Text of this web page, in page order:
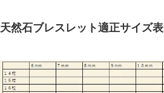
天然石ブレスレット適正サイズ表